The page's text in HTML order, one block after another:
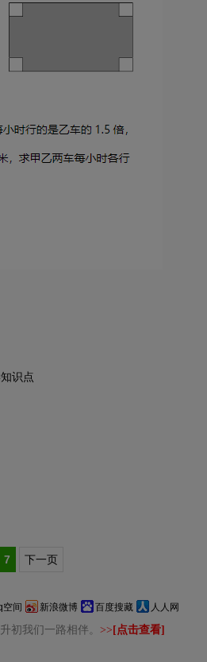
识点
7 下一页
空间 新浪微博 百度搜藏 人人网
初我们一路相伴。 >> [点击查看]